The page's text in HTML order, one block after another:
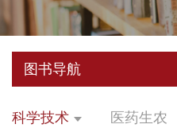
图书导航
科学技术 医药生农